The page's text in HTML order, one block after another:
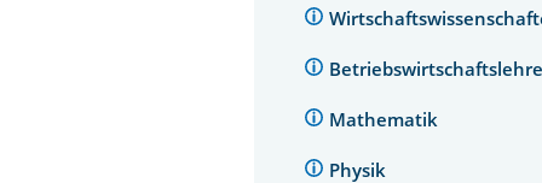
Mathematik
Physik